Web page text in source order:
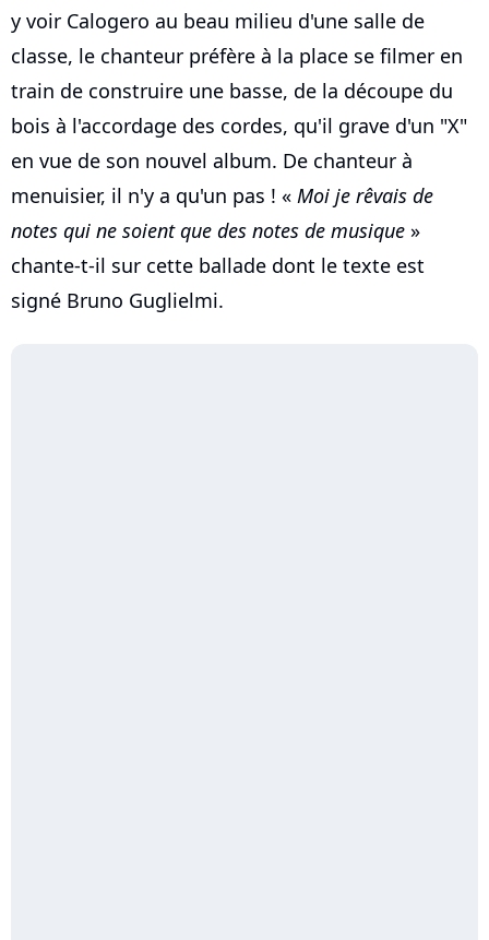
y voir Calogero au beau milieu d'une salle de
classe, le chanteur préfère à la place se filmer en
train de construire une basse, de la découpe du
bois à l'accordage des cordes, qu'il grave d'un "X"
en vue de son nouvel album. De chanteur à
menuisier, il n'y a qu'un pas ! « Moi je rêvais de
notes qui ne soient que des notes de musique »
chante-t-il sur cette ballade dont le texte est
signé Bruno Guglielmi.